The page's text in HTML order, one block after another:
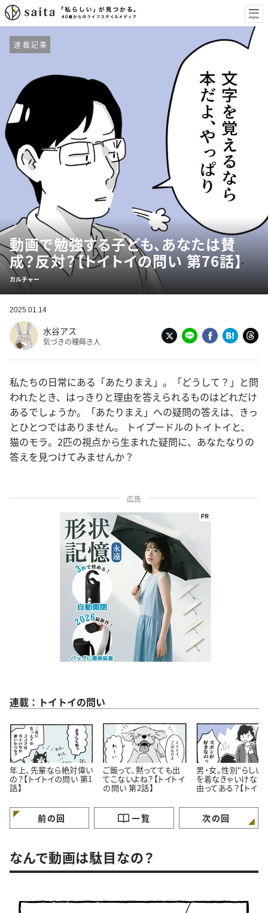
連載記事
動画で勉強する子ども、あなたは賛
成？反対？【トイトイの問い 第76話】
カルチャー
2025.01.14
水谷アス
気づきの種蒔き人
私たちの日常にある「あたりまえ」。「どうして？」と問
われたとき、はっきりと理由を答えられるものはどれだけ
あるでしょうか。「あたりまえ」への疑問の答えは、きっ
とひとつではありません。 トイプードルのトイトイと、
猫のモラ。2匹の視点から生まれた疑問に、あなたなりの
答えを見つけてみませんか？
広告
連載：トイトイの問い
年上、先輩なら絶対偉い
の？【トイトイの問い 第1
話】
ご飯って、黙ってても出
てこないよね？【トイトイ
の問い 第2話】
男・女。性別“らしい
を着なきゃいけない
由ってある？【トイト
前の回 一覧 次の回
なんで動画は駄目なの？